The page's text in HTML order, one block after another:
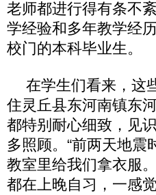
老师都进行得有条不
学经验和多年教学经
校门的本科毕业生。
在学生们看来，这
住灵丘县东河南镇东
都特别耐心细致，见
多照顾。“前两天地
教室里给我们拿衣服
都在上晚自习，一感